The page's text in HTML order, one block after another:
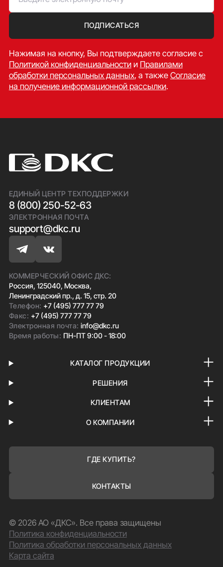
ПОДПИСАТЬСЯ
Нажимая на кнопку, Вы подтверждаете согласие c
Политикой конфиденциальностии Правилами
обработки персональных данных, а также Согласие
на получение информационной рассылки.
ЕДИНЫЙ ЦЕНТР ТЕХПОДДЕРЖКИ
8 (800) 250-52-63
ЭЛЕКТРОННАЯ ПОЧТА
support@dkc.ru
КОММЕРЧЕСКИЙ ОФИС ДКС:
Россия, 125040, Москва,
Ленинградский пр., д. 15, стр. 20
Телефон: +7 (495) 777 77 79
Факс: +7 (495) 777 77 79
Электронная почта:info@dkc.ru
Время работы: ПН-ПТ 9:00 - 18:00
КАТАЛОГ ПРОДУКЦИИ
РЕШЕНИЯ
КЛИЕНТАМ
О КОМПАНИИ
ГДЕ КУПИТЬ?
КОНТАКТЫ
© 2026 АО «ДКС». Все права защищены
Политика конфиденциальности
Политика обработки персональных данных
Карта сайта